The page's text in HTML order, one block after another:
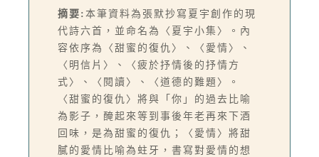
摘要: 本筆資料為張默抄寫夏宇創作的現
代詩六首，並命名為〈夏宇小集〉。內
容依序為〈甜蜜的復仇〉、〈愛情〉、
〈明信片〉、〈疲於抒情後的抒情方
式〉、〈閱讀〉、〈道德的難題〉。
〈甜蜜的復仇〉將與「你」的過去比喻
為影子，醃起來等到事後年老再來下酒
回味，是為甜蜜的復仇；〈愛情〉將甜
膩的愛情比喻為蛀牙，書寫對愛情的想